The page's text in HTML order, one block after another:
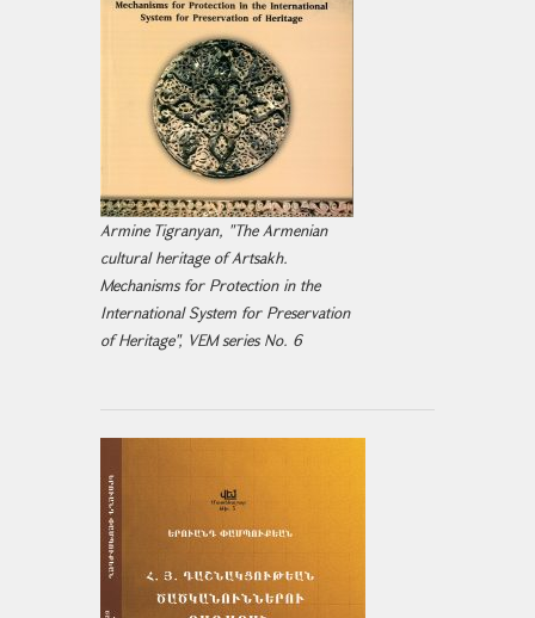
Armine Tigranyan, "The Armenian
cultural heritage of Artsakh.
Mechanisms for Protection in the
International System for Preservation
of Heritage", VEM series No. 6